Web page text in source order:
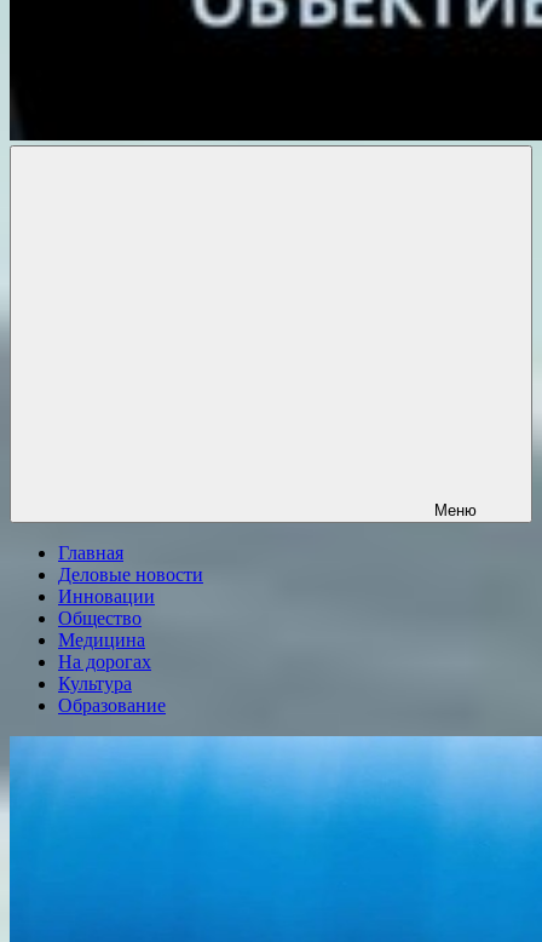
Меню
Главная
Деловые новости
Инновации
Общество
Медицина
На дорогах
Культура
Образование